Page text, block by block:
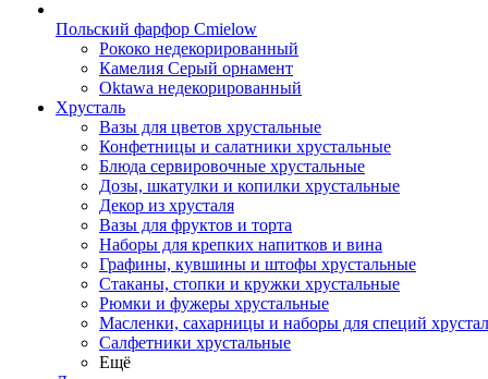
Польский фарфор Сmielow
Рококо недекорированный
Камелия Серый орнамент
Oktawa недекорированный
Хрусталь
Вазы для цветов хрустальные
Конфетницы и салатники хрустальные
Блюда сервировочные хрустальные
Дозы, шкатулки и копилки хрустальные
Декор из хрусталя
Вазы для фруктов и торта
Наборы для крепких напитков и вина
Графины, кувшины и штофы хрустальные
Стаканы, стопки и кружки хрустальные
Рюмки и фужеры хрустальные
Масленки, сахарницы и наборы для специй
Салфетники хрустальные
Ещё